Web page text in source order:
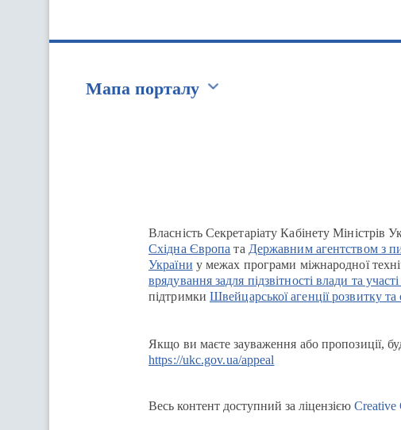
Мапа порталу
Власність Секретаріату Кабінету Міністрів
Східна Європа та Державним агентством з
України у межах програми міжнародної
врядування задля підзвітності влади та
підтримки Швейцарської агенції розвитку та
Якщо ви маєте зауваження або пропозиції,
https://ukc.gov.ua/appeal
Весь контент доступний за ліцензією Creative